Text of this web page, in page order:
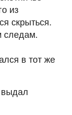
из
скрыться.
следам.
в тот же
выдал